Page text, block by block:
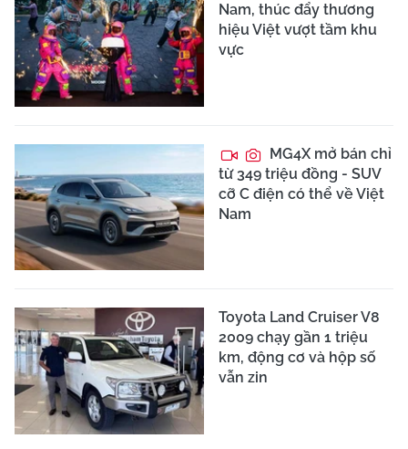
Nam, thúc đẩy thương
hiệu Việt vượt tầm khu
vực
MG4X mở bán chỉ
từ 349 triệu đồng - SUV
cỡ C điện có thể về Việt
Nam
Toyota Land Cruiser V8
2009 chạy gần 1 triệu
km, động cơ và hộp số
vẫn zin